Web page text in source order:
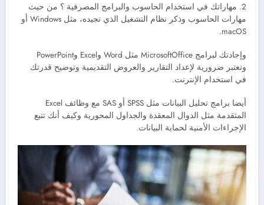
2. مهاراتك في استخدام الحاسوب والبرامج المصرفية ؟ من حيث
مهارات الحاسوب وذكر نظام التشغيل الذي تجيده، مثل Windows أو
macOS.
وإجادتك لبرامج MicrosoftOffice مثل Word وExcel وPowerPoint
وتعتبر ضرورية لإعداد التقارير والعروض التقديمية وتوضيح قدرتك
في استخدام الإنترنت.
أيضا برامج تحليل البيانات مثل SPSS أو SAS مع وظائف Excel
المتقدمة مثل الدوال المعقدة والجداول المحورية وكيف أنك تتبع
الإجراءات الأمنية لحماية البيانات.